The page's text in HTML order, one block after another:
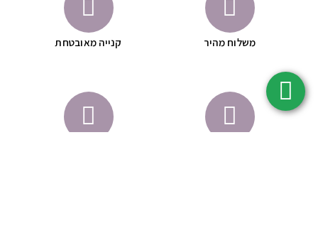
משלוח מהיר קנייה מאובטחת